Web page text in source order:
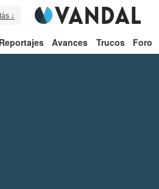
↓
Reportajes Avances Trucos Foro